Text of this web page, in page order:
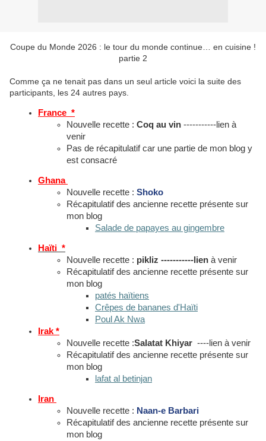
Coupe du Monde 2026 : le tour du monde continue… en cuisine !
partie 2
Comme ça ne tenait pas dans un seul article voici la suite des
participants, les 24 autres pays.
France *
Nouvelle recette : Coq au vin -----------lien à
venir
Pas de récapitulatif car une partie de mon blog y
est consacré
Ghana
Nouvelle recette : Shoko
Récapitulatif des ancienne recette présente sur
mon blog
Salade de papayes au gingembre
Haïti *
Nouvelle recette : pikliz -----------lien à venir
Récapitulatif des ancienne recette présente sur
mon blog
patés haïtiens
Crêpes de bananes d'Haïti
Poul Ak Nwa
Irak *
Nouvelle recette :Salatat Khiyar ----lien à venir
Récapitulatif des ancienne recette présente sur
mon blog
lafat al betinjan
Iran
Nouvelle recette : Naan-e Barbari
Récapitulatif des ancienne recette présente sur
mon blog